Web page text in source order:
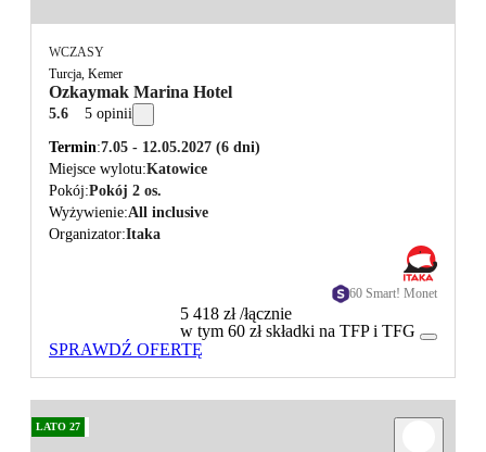
WCZASY
Turcja, Kemer
Ozkaymak Marina Hotel
5.6 5 opinii
Termin 7.05 - 12.05.2027 (6 dni)
Miejsce wylotu Katowice
Pokój Pokój 2 os.
Wyżywienie All inclusive
Organizator Itaka
60 Smart! Monet
5 418 zł/łącznie
w tym 60 zł składki na TFP i TFG
SPRAWDŹ OFERTĘ
LATO 27